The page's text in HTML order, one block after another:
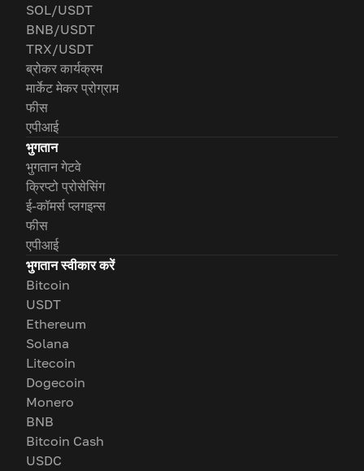
SOL/USDT
BNB/USDT
TRX/USDT
ब्रोकर कार्यक्रम
मार्केट मेकर प्रोग्राम
फीस
एपीआई
भुगतान
भुगतान गेटवे
क्रिप्टो प्रोसेसिंग
ई-कॉमर्स प्लगइन्स
फीस
एपीआई
भुगतान स्वीकार करें
Bitcoin
USDT
Ethereum
Solana
Litecoin
Dogecoin
Monero
BNB
Bitcoin Cash
USDC